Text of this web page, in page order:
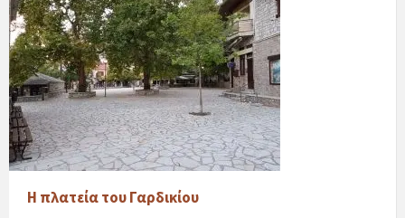
Η πλατεία του Γαρδικίου